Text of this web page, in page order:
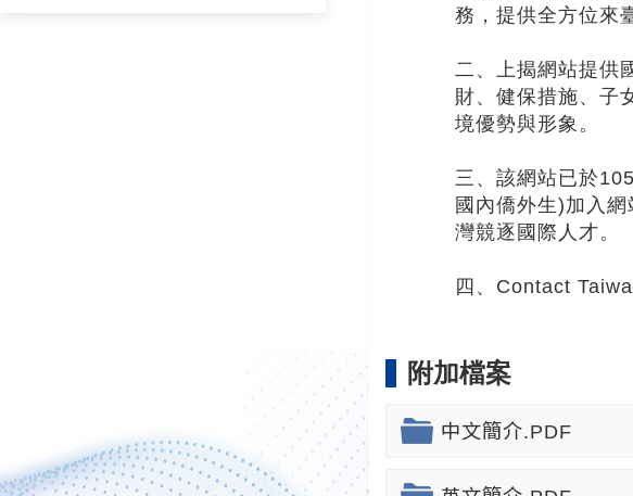
務，提供全方位來
二、上揭網站提供
財、健保措施、子
境優勢與形象。
三、該網站已於
國內僑外生)加入
灣競逐國際人才。
四、Contact
附加檔案
中文簡介.PDF